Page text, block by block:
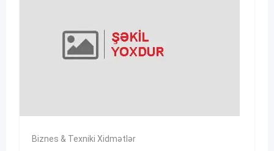
Biznes & Texniki Xidmətlər